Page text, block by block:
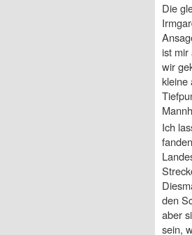
Die
ist mir
wir
kleine
Ich
den
aber
sein,